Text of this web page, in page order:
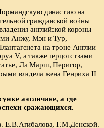
династию на
гражданской войны
английской короны
Анжу, Мэн и Тур,
на троне Англии
V, а также герцогствами
Ла Марш, Перигор,
владела жена Генриха II
англичане, а где
сражающихся.